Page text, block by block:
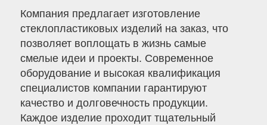
Компания предлагает изготовление
стеклопластиковых изделий на заказ, что
позволяет воплощать в жизнь самые
смелые идеи и проекты. Современное
оборудование и высокая квалификация
специалистов компании гарантируют
качество и долговечность продукции.
Каждое изделие проходит тщательный